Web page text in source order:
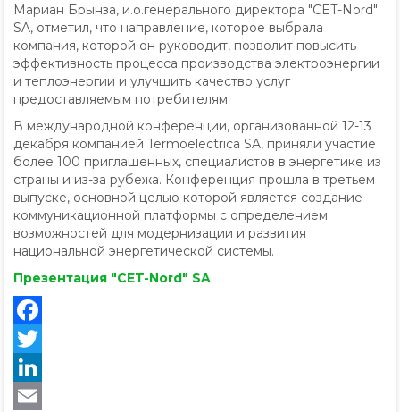
Мариан Брынза, и.о.генерального директора "CET-Nord"
SA, отметил, что направление, которое выбрала
компания, которой он руководит, позволит повысить
эффективность процесса производства электроэнергии
и теплоэнергии и улучшить качество услуг
предоставляемым потребителям.
В международной конференции, организованной 12-13
декабря компанией Termoelectrica SA, приняли участие
более 100 приглашенных, специалистов в энергетике из
страны и из-за рубежа. Конференция прошла в третьем
выпуске, основной целью которой является создание
коммуникационной платформы с определением
возможностей для модернизации и развития
национальной энергетической системы.
Презентация "CET-Nord" SA